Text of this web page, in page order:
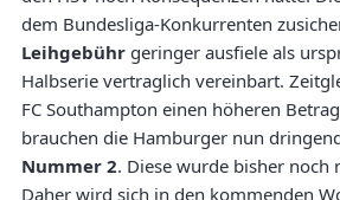
dem Bundesliga-Konkurrenten
Leihgebühr geringer ausfiele als
Halbserie vertraglich vereinbart.
FC Southampton einen höheren
brauchen die Hamburger nun
Nummer 2. Diese wurde bisher noch
Daher wird sich in den kommenden